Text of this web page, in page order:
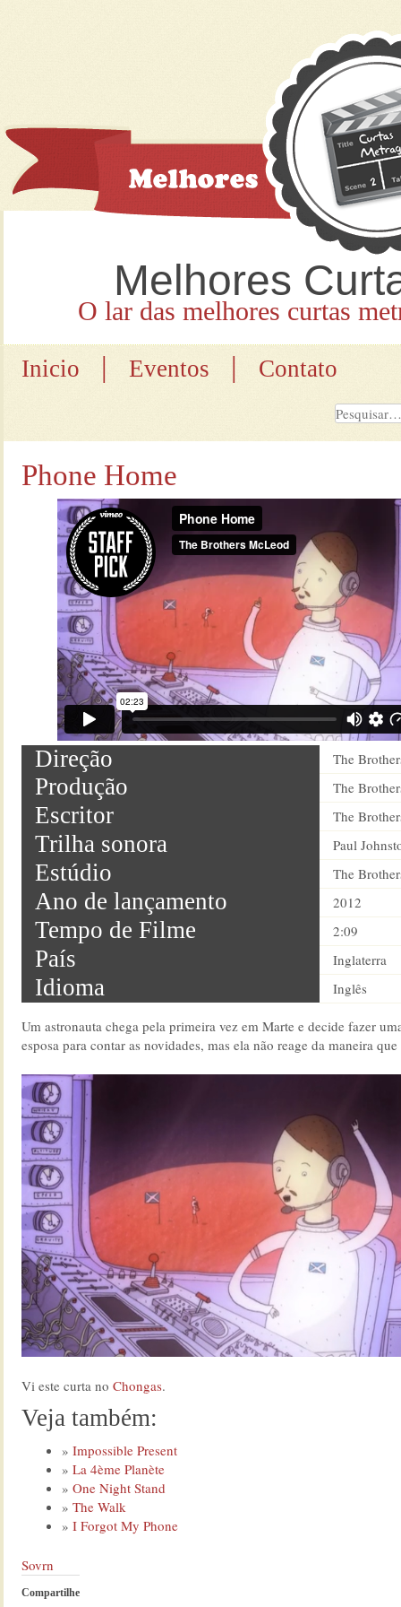
Melhores
O lar das melhores curtas
Inicio | Eventos | Contato
Phone Home
Direção The
Produção The
Escritor The
Trilha sonora Paul
Estúdio The
Ano de lançamento 2012
Tempo de Filme 2:09
País Inglaterra
Idioma Inglês
Um astronauta chega pela primeira vez em Marte e decide fazer
esposa para contar as novidades, mas ela não reage da maneira
Vi este curta no Chongas.
Veja também:
Impossible Present
La 4ème Planète
One Night Stand
The Walk
I Forgot My Phone
Sovrn
Compartilhe